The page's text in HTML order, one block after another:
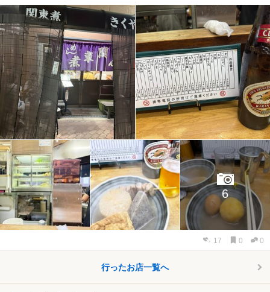
6
17 0 0
行ったお店一覧へ